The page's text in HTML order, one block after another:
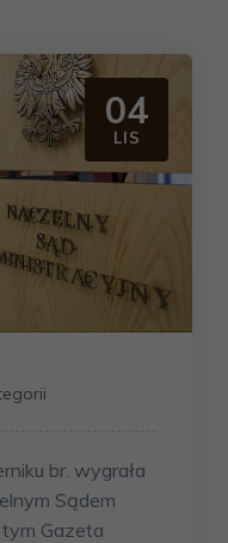
04
LIS
br. wygrała
Sądem
Gazeta